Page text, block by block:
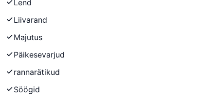
Lend
Liivarand
Majutus
Päikesevarjud
rannarätikud
Söögid